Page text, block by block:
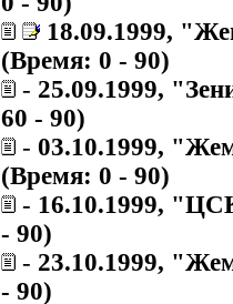
18.09.1999,
(Время: 0 - 90)
- 25.09.1999,
60 - 90)
- 03.10.1999,
(Время: 0 - 90)
- 16.10.1999,
- 90)
- 23.10.1999,
- 90)